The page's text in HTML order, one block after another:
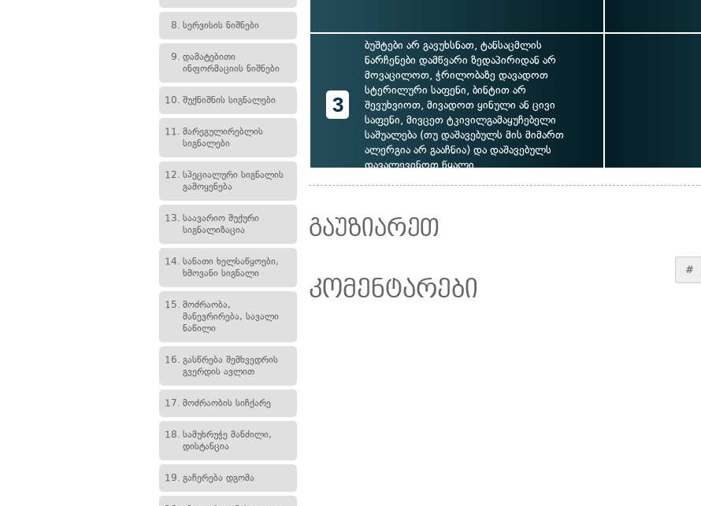
8. სერვისის ნიშნები
9. დამატებითი
ინფორმაციის ნიშნები
10. შუქნიშნის სიგნალები
11. მარეგულირებლის
სიგნალები
12. სპეციალური სიგნალის
გამოყენება
13. საავარიო შუქური
სიგნალიზაცია
14. სანათი ხელსაწყოები,
ხმოვანი სიგნალი
15. მოძრაობა,
მანევრირება, სავალი
ნაწილი
16. გასწრება შემხვედრის
გვერდის ავლით
17. მოძრაობის სიჩქარე
18. სამუხრუჭე მანძილი,
დისტანცია
19. გაჩერება დგომა
3
ბუშტები არ გავუხსნათ, ტანსაცმლის
ნარჩენები დამწვარი ზედაპირიდან არ
მოვაცილოთ, ჭრილობაზე დავადოთ
სტერილური საფენი, ბინტით არ
შევუხვიოთ, მივადოთ ყინული ან ცივი
საფენი, მივცეთ ტკივილგამაყუჩებელი
საშუალება (თუ დაშავებულს მის მიმართ
ალერგია არ გააჩნია) და დაშავებულს
დავალევინოთ წყალი
#
გაუზიარეთ
კომენტარები